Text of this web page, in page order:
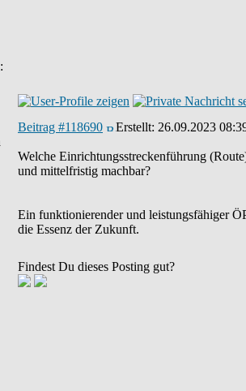
Beitrag #118690 Erstellt: 26.09.2023
Welche Einrichtungsstreckenführung
und mittelfristig machbar?
Ein funktionierender und leistungsfähiger
die Essenz der Zukunft.
Findest Du dieses Posting gut?